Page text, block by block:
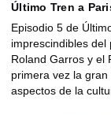
Último Tren a
Episodio 5 de
imprescindibles
Roland Garros y el
primera vez la
aspectos de la